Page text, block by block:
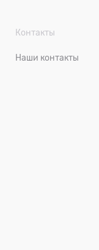
Контакты
Наши контакты